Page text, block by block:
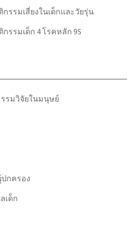
รรมเสี่ยงในเด็กและวัยรุ่น
รรมเด็ก 4 โรคหลัก 9S
รมวิจัยในมนุษย์
ปกครอง
เด็ก